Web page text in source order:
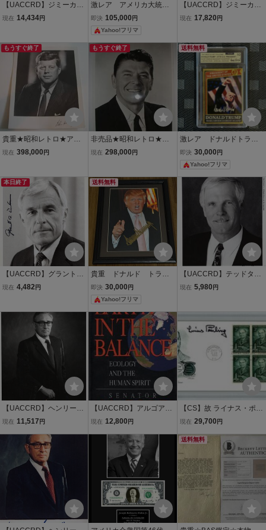
【UACCRD】ジミーカー
ター直筆サイン■第39代ア
現在 14,434円
激レア アメリカ大統
領 クリントン ブッシ
ュ カーター 直筆サイ
ン3点セット
即決 105,000 円
Yahoo!フリマ
【UACCRD】ジミーカー
ター直筆サイン■第39代ア
現在 17,820 円
もうすぐ終了
貴重★昭和レトロ★アメ
リカ大統領 John Kenned
宇宙 戦争 ソ連 キューバ
マフィア 暗殺
現在 398,000 円
もうすぐ終了
非売品★昭和レトロ★貴
重★80年代★米国 USA 第
レーガン 直筆サイン 写真
FBI 戦争 平和
現在 298,000 円
送料無料
激レア ドナルドトラン
プ カード アメリカ合
衆国 大統領 ゴールデ
即決 30,000 円
Yahoo!フリマ
本日終了
【UACCRD】グラント・
ティンカー直筆サイン■米
現在 4,482 円
送料無料
貴重 ドナルド トラン
プ 米国大統領 直筆サ
インフォト
即決 30,000 円
Yahoo!フリマ
【UACCRD】テッドター
ナー直筆サイン■CNNテ
現在 5,980 円
【UACCRD】ヘンリーキ
ッシンジャー直筆サイン■
年ノーベル平和賞受賞者●
現在 11,517 円
【UACCRD】アルゴア直
筆サイン■元米国副大統
現在 12,800 円
【CS】故 ライナス・ポー
リング 直筆 サイン 入り
定済み UVケース入り 量
子力学 ノーベル化学賞 ノ
ーベル平和賞
現在 29,700 円
送料無料